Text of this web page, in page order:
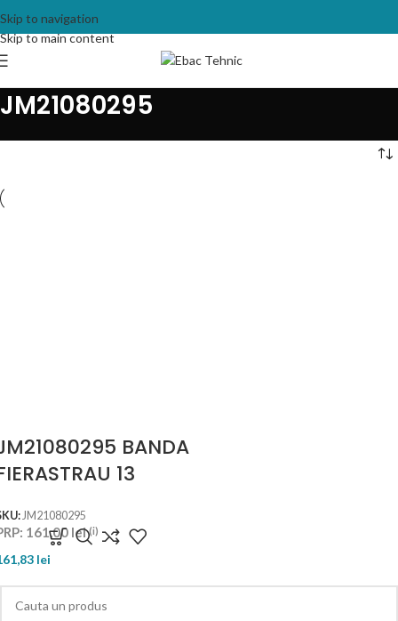
Skip to navigation
Skip to main content
JM21080295
BANDA
13
JM21080295
161,00 lei (i)
lei